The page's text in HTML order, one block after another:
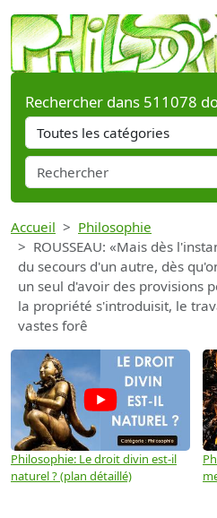
Rechercher dans 511078
Accueil
Philosophie
ROUSSEAU: «Mais dès
du secours d'un autre, dès
un seul d'avoir des provisions
la propriété s'introduisit, le
vastes forê
Philosophie: Le droit divin est-il
naturel ? (plan détaillé)